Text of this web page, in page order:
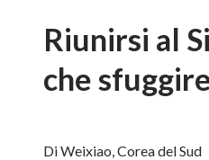
Riunirsi al
che
Di Weixiao, Corea del Sud